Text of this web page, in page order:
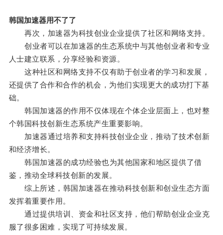
韩国加速器用不了了
再次，加速器为科技创业企业提供了社区和网络支持。
创业者可以在加速器的生态系统中与其他创业者和专业
人士建立联系，分享经验和资源。
这种社区和网络支持不仅有助于创业者的学习和发展，
还提供了合作和合作的机会，为他们实现更大的成功打下基
础。
韩国加速器的作用不仅体现在个体企业层面上，也对整
个韩国科技创新生态系统产生重要影响。
加速器通过培养和支持科技创业企业，推动了技术创新
和经济增长。
韩国加速器的成功经验也为其他国家和地区提供了借
鉴，推动全球科技创新的发展。
综上所述，韩国加速器在推动科技创新和创业生态方面
发挥着重要作用。
通过提供培训、资金和社区支持，他们帮助创业企业克
服了很多困难，实现了可持续发展。